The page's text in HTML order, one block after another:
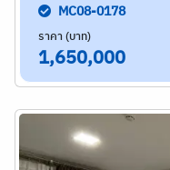
MC08-0178
ราคา (บาท)
1,650,000